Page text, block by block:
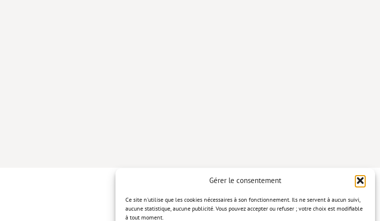
Gérer le consentement
Ce site n'utilise que les cookies nécessaires à son fonctionnement. Ils ne servent à aucun suivi,
aucune statistique, aucune publicité. Vous pouvez accepter ou refuser ; votre choix est modifiable
à tout moment.
Politique de confidentialité